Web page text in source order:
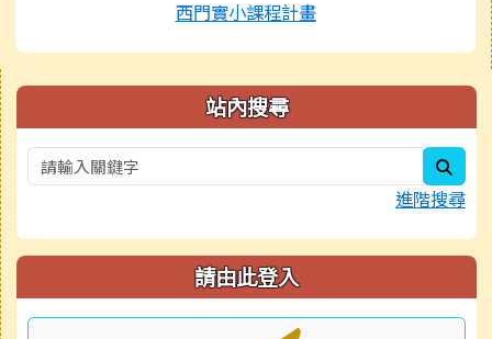
西門實小課程計畫
右邊區域內容 站內搜尋
進階搜尋
請由此登入